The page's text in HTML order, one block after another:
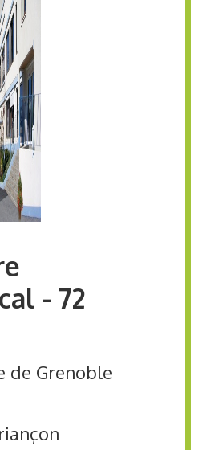
- 72
de Grenoble